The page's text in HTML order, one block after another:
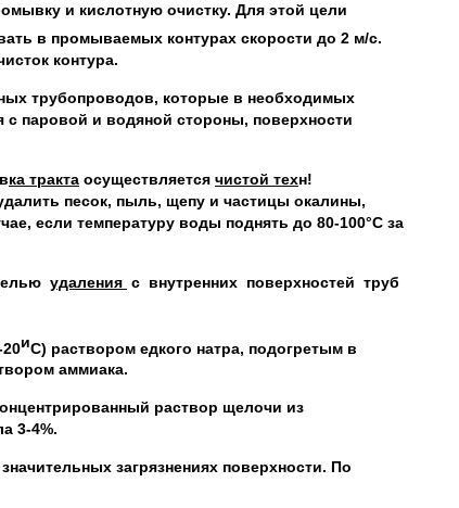
и кислотную очистку. Для этой цели
в промываемых контурах скорости до 2 м/с.
контура.
трубопроводов, которые в необходимых
паровой и водяной стороны, поверхности
ка тракта осуществляется чистой техн!
песок, пыль, щепу и частицы окалины,
если температуру воды поднять до 80-100°С за
удаления с внутренних поверхностей труб
иС) раствором едкого натра, подогретым в
аммиака.
раствор щелочи из
3-4%.
загрязнениях поверхности. По